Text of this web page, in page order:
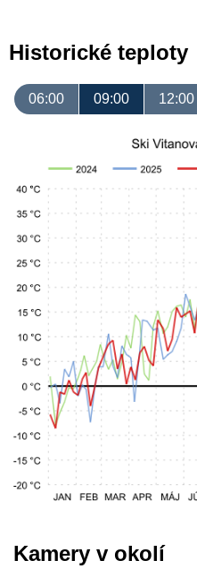
Historické teploty
06:00 09:00 12:00
Kamery v okolí